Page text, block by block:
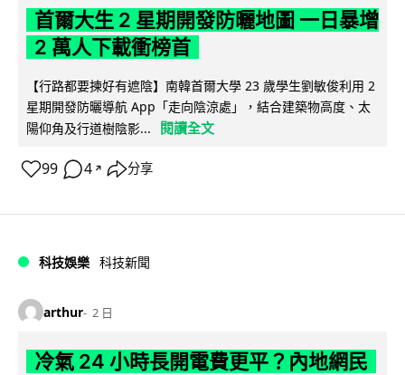
首爾大生 2 星期開發防曬地圖 一日暴增
2 萬人下載衝榜首
【行路都要揀好有遮陰】南韓首爾大學 23 歲學生劉敏俊利用 2
星期開發防曬導航 App「走向陰涼處」，結合建築物高度、太
陽仰角及行道樹陰影...
閱讀全文
99 4 ↗ 分享
科技娛樂 科技新聞
arthur 2 日
冷氣 24 小時長開電費更平？內地網民